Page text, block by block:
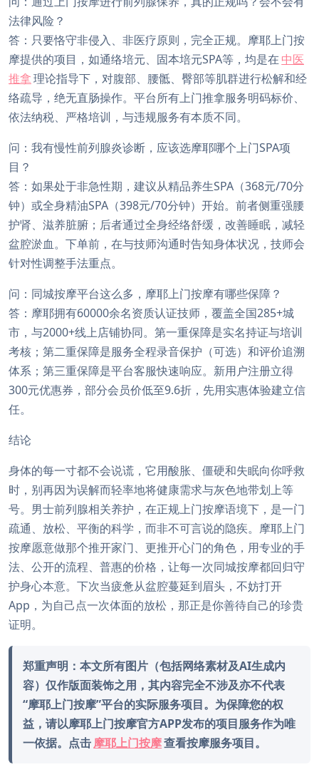
法律风险？
答：只要恪守非侵入、非医疗原则，完全正规。摩耶上门按
摩提供的项目，如通络培元、固本培元SPA等，均是在 中医
推拿理论指导下，对腹部、腰骶、臀部等肌群进行松解和经
络疏导，绝无直肠操作。平台所有上门推拿服务明码标价、
依法纳税、严格培训，与违规服务有本质不同。
问：我有慢性前列腺炎诊断，应该选摩耶哪个上门SPA项
目？
答：如果处于非急性期，建议从精品养生SPA（368元/70分
钟）或全身精油SPA（398元/70分钟）开始。前者侧重强腰
护肾、滋养脏腑；后者通过全身经络舒缓，改善睡眠，减轻
盆腔淤血。下单前，在与技师沟通时告知身体状况，技师会
针对性调整手法重点。
问：同城按摩平台这么多，摩耶上门按摩有哪些保障？
答：摩耶拥有60000余名资质认证技师，覆盖全国285+城
市，与2000+线上店铺协同。第一重保障是实名持证与培训
考核；第二重保障是服务全程录音保护（可选）和评价追溯
体系；第三重保障是平台客服快速响应。新用户注册立得
300元优惠券，部分会员价低至9.6折，先用实惠体验建立信
任。
结论
身体的每一寸都不会说谎，它用酸胀、僵硬和失眠向你呼救
时，别再因为误解而轻率地将健康需求与灰色地带划上等
号。男士前列腺相关养护，在正规上门按摩语境下，是一门
疏通、放松、平衡的科学，而非不可言说的隐疾。摩耶上门
按摩愿意做那个推开家门、更推开心门的角色，用专业的手
法、公开的流程、普惠的价格，让每一次同城按摩都回归守
护身心本意。下次当疲惫从盆腔蔓延到眉头，不妨打开
App，为自己点一次体面的放松，那正是你善待自己的珍贵
证明。
郑重声明：本文所有图片（包括网络素材及AI生成内
容）仅作版面装饰之用，其内容完全不涉及亦不代表
“摩耶上门按摩”平台的实际服务项目。为保障您的权
益，请以摩耶上门按摩官方APP发布的项目服务作为唯
一依据。点击摩耶上门按摩查看按摩服务项目。